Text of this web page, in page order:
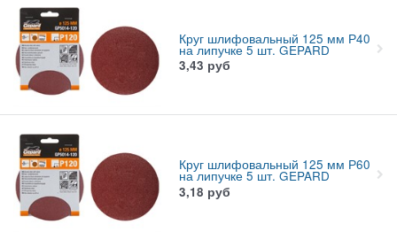
Круг шлифовальный 125 мм Р40
на липучке 5 шт. GEPARD
3,43 руб
Круг шлифовальный 125 мм Р60
на липучке 5 шт. GEPARD
3,18 руб